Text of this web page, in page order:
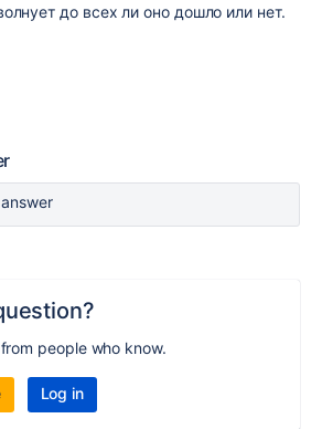
до всех ли оно дошло или нет.
people who know.
Log in